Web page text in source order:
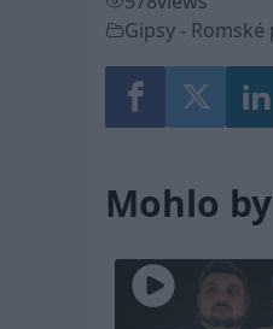
Gipsy - Romské
Mohlo